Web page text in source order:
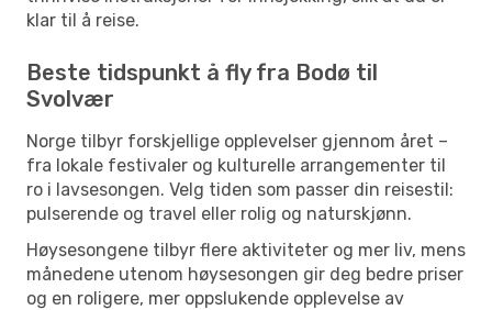
klar til å reise.
Beste tidspunkt å fly fra Bodø til
Svolvær
Norge tilbyr forskjellige opplevelser gjennom året –
fra lokale festivaler og kulturelle arrangementer til
ro i lavsesongen. Velg tiden som passer din reisestil:
pulserende og travel eller rolig og naturskjønn.
Høysesongene tilbyr flere aktiviteter og mer liv, mens
månedene utenom høysesongen gir deg bedre priser
og en roligere, mer oppslukende opplevelse av